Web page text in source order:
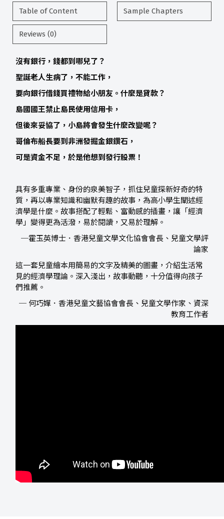
Table of Content Sample Chapters
Reviews (0)
沒有銀行，錢都到哪兒了？
聖誕老人生病了，不能工作，
要向銀行借錢買禮物給小朋友。什麼是貸款？
島國國王禁止島民使用信用卡，
但後來妥協了，小島將會發生什麼改變呢？
哥倫布船長要到非洲發掘金銀鑽石，
可是資金不足，於是他想到發行股票！
具有多重專業、身份的泉美智子，抓住兒童探新好奇的特
質，再以專業知識和幽默有趣的故事，為高小學生闡述經
濟學是什麼。故事搭配了輕鬆、富動感的插畫，讓「經濟
學」變得更為活潑，易於閱讀，又易於理解。
─霍玉英博士．香港兒童文學文化協會會長、兒童文學評
論家
這一套兒童繪本用簡易的文字及精美的圖畫，介紹生活常
見的經濟學理論。深入淺出，故事動聽，十分值得向孩子
們推薦。
─ 何巧嬋．香港兒童文藝協會會長、兒童文學作家、資深
教育工作者